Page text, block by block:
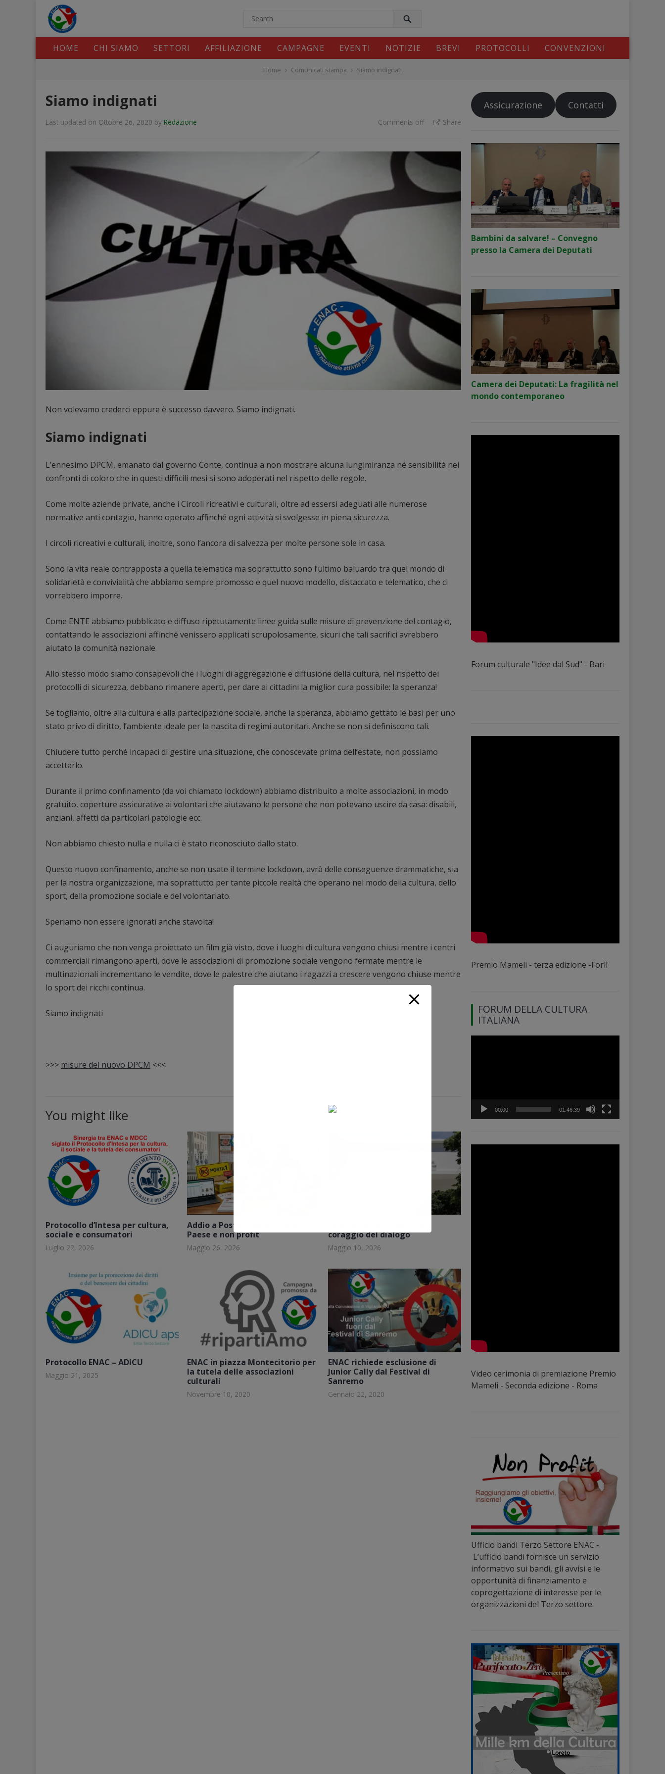
HOME CHI SIAMO SETTORI AFFILIAZIONE CAMPAGNE EVENTI NOTIZIE BREVI PROTOCOLLI CONVENZIONI
Home Comunicati stampa Siamo indignati
Siamo indignati
Last updated on Ottobre 26, 2020 by Redazione Comments off Share
Non volevamo crederci eppure è successo davvero. Siamo indignati.
Siamo indignati
L’ennesimo DPCM, emanato dal governo Conte, continua a non mostrare alcuna lungimiranza né sensibilità nei
confronti di coloro che in questi difficili mesi si sono adoperati nel rispetto delle regole.
Come molte aziende private, anche i Circoli ricreativi e culturali, oltre ad essersi adeguati alle numerose
normative anti contagio, hanno operato affinché ogni attività si svolgesse in piena sicurezza.
I circoli ricreativi e culturali, inoltre, sono l’ancora di salvezza per molte persone sole in casa.
Sono la vita reale contrapposta a quella telematica ma soprattutto sono l’ultimo baluardo tra quel mondo di
solidarietà e convivialità che abbiamo sempre promosso e quel nuovo modello, distaccato e telematico, che ci
vorrebbero imporre.
Come ENTE abbiamo pubblicato e diffuso ripetutamente linee guida sulle misure di prevenzione del contagio,
contattando le associazioni affinché venissero applicati scrupolosamente, sicuri che tali sacrifici avrebbero
aiutato la comunità nazionale.
Allo stesso modo siamo consapevoli che i luoghi di aggregazione e diffusione della cultura, nel rispetto dei
protocolli di sicurezza, debbano rimanere aperti, per dare ai cittadini la miglior cura possibile: la speranza!
Se togliamo, oltre alla cultura e alla partecipazione sociale, anche la speranza, abbiamo gettato le basi per uno
stato privo di diritto, l’ambiente ideale per la nascita di regimi autoritari. Anche se non si definiscono tali.
Chiudere tutto perché incapaci di gestire una situazione, che conoscevate prima dell’estate, non possiamo
accettarlo.
Durante il primo confinamento (da voi chiamato lockdown) abbiamo distribuito a molte associazioni, in modo
gratuito, coperture assicurative ai volontari che aiutavano le persone che non potevano uscire da casa: disabili,
anziani, affetti da particolari patologie ecc.
Non abbiamo chiesto nulla e nulla ci è stato riconosciuto dallo stato.
Questo nuovo confinamento, anche se non usate il termine lockdown, avrà delle conseguenze drammatiche, sia
per la nostra organizzazione, ma soprattutto per tante piccole realtà che operano nel modo della cultura, dello
sport, della promozione sociale e del volontariato.
Speriamo non essere ignorati anche stavolta!
Ci auguriamo che non venga proiettato un film già visto, dove i luoghi di cultura vengono chiusi mentre i centri
commerciali rimangono aperti, dove le associazioni di promozione sociale vengono fermate mentre le
multinazionali incrementano le vendite, dove le palestre che aiutano i ragazzi a crescere vengono chiuse mentre
lo sport dei ricchi continua.
Siamo indignati
>>> misure del nuovo DPCM <<<
You might like
Protocollo d’Intesa per cultura,
sociale e consumatori
Luglio 22, 2026
Addio a Posta1: penalizzato
Paese e non profit
Maggio 26, 2026
coraggio del dialogo
Maggio 10, 2026
Protocollo ENAC – ADICU
Maggio 21, 2025
ENAC in piazza Montecitorio per
la tutela delle associazioni
culturali
Novembre 10, 2020
ENAC richiede esclusione di
Junior Cally dal Festival di
Sanremo
Gennaio 22, 2020
Assicurazione Contatti
Bambini da salvare! – Convegno
presso la Camera dei Deputati
Camera dei Deputati: La fragilità nel
mondo contemporaneo
Forum culturale "Idee dal Sud" - Bari
Premio Mameli - terza edizione -Forlì
FORUM DELLA CULTURA
ITALIANA
00:00 01:46:39
Video cerimonia di premiazione Premio
Mameli - Seconda edizione - Roma
Ufficio bandi Terzo Settore ENAC -
L’ufficio bandi fornisce un servizio
informativo sui bandi, gli avvisi e le
opportunità di finanziamento e
coprogettazione di interesse per le
organizzazioni del Terzo settore.